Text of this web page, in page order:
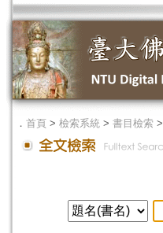
． 首頁 > 檢索系統 > 書目檢索 >